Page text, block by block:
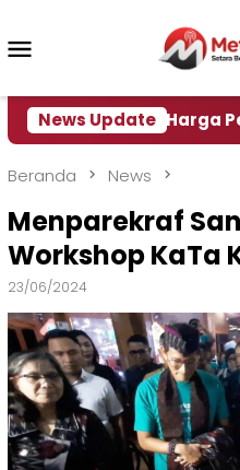
konten
News Update
Harga Pertamax
Beranda News
Menparekraf
Workshop KaTa
23/06/2024